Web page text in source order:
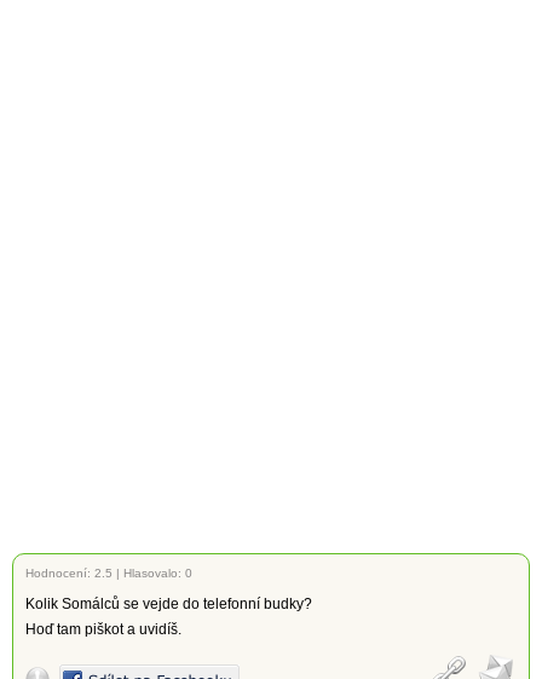
Hodnocení: 2.5 | Hlasovalo: 0
Kolik Somálců se vejde do telefonní budky?
Hoď tam piškot a uvidíš.